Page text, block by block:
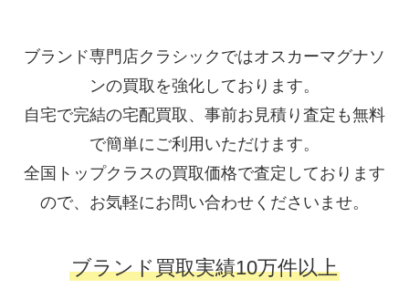
ブランド専門店クラシックではオスカーマグナソ
ンの買取を強化しております。
自宅で完結の宅配買取、事前お見積り査定も無料
で簡単にご利用いただけます。
全国トップクラスの買取価格で査定しております
ので、お気軽にお問い合わせくださいませ。
ブランド買取実績10万件以上